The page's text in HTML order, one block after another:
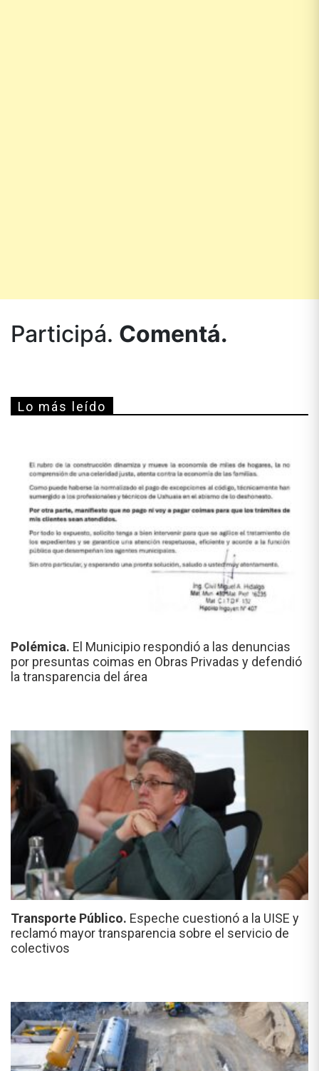
Participá. Comentá.
Lo más leído
Polémica. El Municipio respondió a las denuncias
por presuntas coimas en Obras Privadas y defendió
la transparencia del área
Transporte Público. Espeche cuestionó a la UISE y
reclamó mayor transparencia sobre el servicio de
colectivos